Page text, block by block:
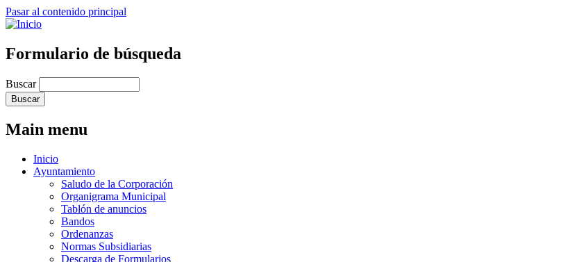
Pasar al contenido principal
Formulario de búsqueda
Buscar
Main menu
Inicio
Ayuntamiento
Saludo de la Corporación
Organigrama Municipal
Tablón de anuncios
Bandos
Ordenanzas
Normas Subsidiarias
Descarga de Formularios